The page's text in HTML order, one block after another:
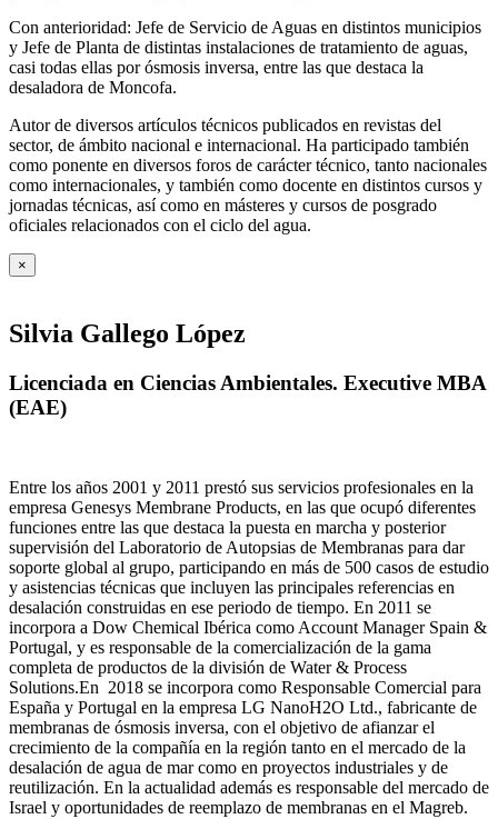
Con anterioridad: Jefe de Servicio de Aguas en distintos municipios
y Jefe de Planta de distintas instalaciones de tratamiento de aguas,
casi todas ellas por ósmosis inversa, entre las que destaca la
desaladora de Moncofa.
Autor de diversos artículos técnicos publicados en revistas del
sector, de ámbito nacional e internacional. Ha participado también
como ponente en diversos foros de carácter técnico, tanto nacionales
como internacionales, y también como docente en distintos cursos y
jornadas técnicas, así como en másteres y cursos de posgrado
oficiales relacionados con el ciclo del agua.
×
Silvia Gallego López
Licenciada en Ciencias Ambientales. Executive MBA
(EAE)
Entre los años 2001 y 2011 prestó sus servicios profesionales en la
empresa Genesys Membrane Products, en las que ocupó diferentes
funciones entre las que destaca la puesta en marcha y posterior
supervisión del Laboratorio de Autopsias de Membranas para dar
soporte global al grupo, participando en más de 500 casos de estudio
y asistencias técnicas que incluyen las principales referencias en
desalación construidas en ese periodo de tiempo. En 2011 se
incorpora a Dow Chemical Ibérica como Account Manager Spain &
Portugal, y es responsable de la comercialización de la gama
completa de productos de la división de Water & Process
Solutions.En 2018 se incorpora como Responsable Comercial para
España y Portugal en la empresa LG NanoH2O Ltd., fabricante de
membranas de ósmosis inversa, con el objetivo de afianzar el
crecimiento de la compañía en la región tanto en el mercado de la
desalación de agua de mar como en proyectos industriales y de
reutilización. En la actualidad además es responsable del mercado de
Israel y oportunidades de reemplazo de membranas en el Magreb.